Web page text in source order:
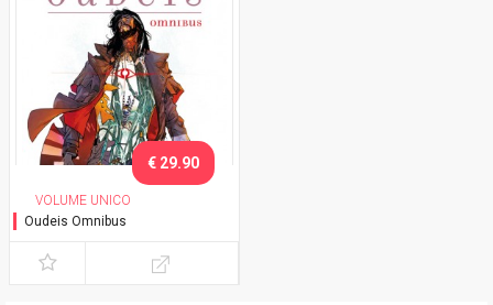
VOLUME UNICO
Oudeis Omnibus
€ 29.90